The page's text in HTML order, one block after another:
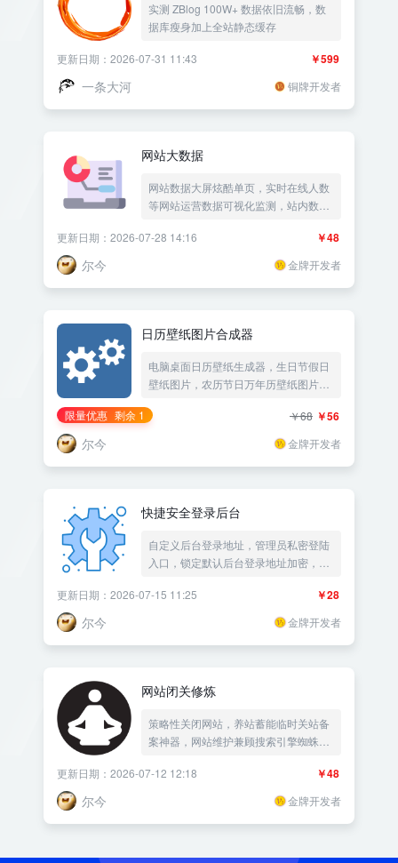
实测 ZBlog 100W+ 数据依旧流畅，数
据库瘦身加上全站静态缓存
￥599
更新日期：2026-07-31 11:43
一条大河 铜牌开发者
网站大数据
网站数据大屏炫酷单页，实时在线人数
等网站运营数据可视化监测，站内数据
网页访问统计网站统计——《益吾库》￥48
更新日期：2026-07-28 14:16
尔今 金牌开发者
日历壁纸图片合成器
电脑桌面日历壁纸生成器，生日节假日
壁纸图片，农历节日万年历壁纸图片，
限量优惠 剩余 1 ￥56
￥68
尔今 金牌开发者
快捷安全登录后台
自定义后台登录地址，管理员私密登陆
入口，锁定默认后台登录地址加密，后
登录安全防护加固|更改后台地址修改|
防止爆破解登录密码|修改保持登录时
间|防verify破解——《益吾库》尔今作
￥28
更新日期：2026-07-15 11:25
尔今 金牌开发者
网站闭关修炼
策略性关闭网站，养站蓄能临时关站备
案神器，网站维护兼顾搜索引擎蜘蛛爬
PC端手机端访问|网站备案神器审核屏
蔽访问限制拒绝访问防采集定时关站
￥48
更新日期：2026-07-12 12:18
尔今 金牌开发者